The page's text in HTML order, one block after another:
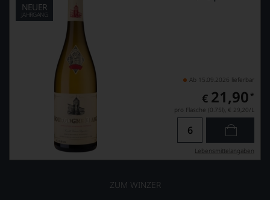
NEUER
JAHRGANG
Ab 15.09.2026 lieferbar
€ 21,90 *
pro Flasche (0.75l), € 29,20/L
Lebensmittel­angaben
ZUM WINZER